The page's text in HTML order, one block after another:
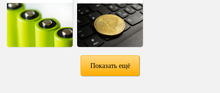
Показать ещё